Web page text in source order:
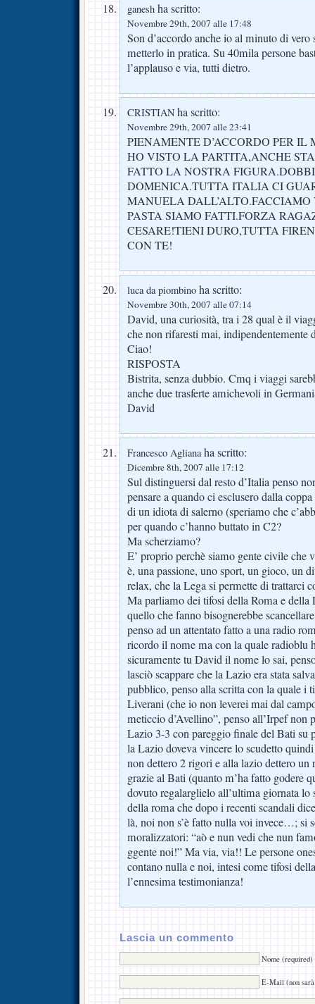
ganesh ha scritto:
Novembre 29th, 2007 alle 17:48
Son d’accordo anche io al minuto di
metterlo in pratica. Su 40mila persone
l’applauso e via, tutti dietro.
CRISTIAN ha scritto:
Novembre 29th, 2007 alle 23:41
PIENAMENTE D’ACCORDO PER
HO VISTO LA PARTITA,ANCHE
FATTO LA NOSTRA
DOMENICA.TUTTA ITALIA CI
MANUELA DALL’ALTO.FACCIAMO
PASTA SIAMO FATTI.FORZA
CESARE!TIENI DURO,TUTTA
CON TE!
luca da piombino ha scritto:
Novembre 30th, 2007 alle 07:14
David, una curiosità, tra i 28 qual è il
che non rifaresti mai, indipendentemente
Ciao!
RISPOSTA
Bistrita, senza dubbio. Cmq i viaggi
anche due trasferte amichevoli in
David
Francesco Aglianaha scritto:
Dicembre 8th, 2007 alle 17:12
Sul distinguersi dal resto d’Italia penso
pensare a quando ci esclusero dalla
di un idiota di salerno (speriamo che
per quando c’hanno buttato in C2?
Ma scherziamo?
E’ proprio perchè siamo gente civile che
è, una passione, uno sport, un gioco, un
relax, che la Lega si permette di trattarci
Ma parliamo dei tifosi della Roma e della
quello che fanno bisognerebbe
penso ad un attentato fatto a una radio
ricordo il nome ma con la quale radioblu
sicuramente tu David il nome lo sai,
lasciò scappare che la Lazio era stata
pubblico, penso alla scritta con la quale i
Liverani (che io non leverei mai dal
meticcio d’Avellino”, penso all’Irpef non
Lazio 3-3 con pareggio finale del Bati su
la Lazio doveva vincere lo scudetto
non dettero 2 rigori e alla lazio dettero un
grazie al Bati (quanto m’ha fatto godere
dovuto regalarglielo all’ultima giornata lo
della roma che dopo i recenti scandali
là, noi non s’è fatto nulla voi invece…; si
moralizzatori: “aò e nun vedi che nun
ggente noi!” Ma via, via!! Le persone
contano nulla e noi, intesi come tifosi
l’ennesima testimonianza!
Lascia un commento
Nome (required)
E-Mail (non